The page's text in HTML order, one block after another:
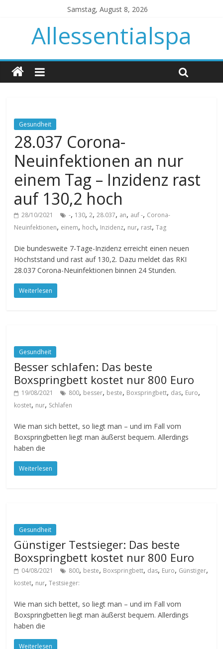
Samstag, August 8, 2026
Allessentialspa
Gesundheit
28.037 Corona-
Neuinfektionen an nur
einem Tag – Inzidenz rast
auf 130,2 hoch
28/10/2021 -, 130,2,28.037, an, auf -, Corona-
Neuinfektionen, einem, hoch, Inzidenz, nur, rast,Tag
Die bundesweite 7-Tage-Inzidenz erreicht einen neuen
Höchststand und rast auf 130,2. Dazu meldet das RKI
28.037 Corona-Neuinfektionen binnen 24 Stunden.
Weiterlesen
Gesundheit
Besser schlafen: Das beste
Boxspringbett kostet nur 800 Euro
19/08/2021 800, besser, beste, Boxspringbett, das, Euro,
kostet, nur, Schlafen
Wie man sich bettet, so liegt man – und im Fall vom
Boxspringbetten liegt man äußerst bequem. Allerdings
haben die
Weiterlesen
Gesundheit
Günstiger Testsieger: Das beste
Boxspringbett kostet nur 800 Euro
04/08/2021 800, beste, Boxspringbett, das, Euro, Günstiger,
kostet, nur,Testsieger:
Wie man sich bettet, so liegt man – und im Fall vom
Boxspringbetten liegt man äußerst bequem. Allerdings
haben die
Weiterlesen